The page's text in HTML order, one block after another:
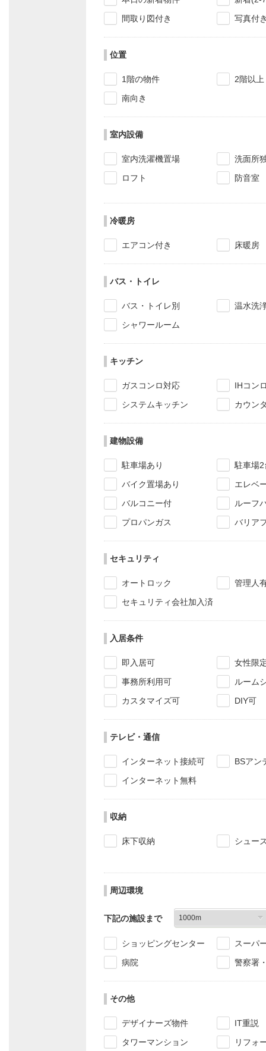
間取り図付き
写真付
位置
1階の物件
2階以上
南向き
室内設備
室内洗濯機置場
洗面所
ロフト
防音室
冷暖房
エアコン付き 床暖房
バス・トイレ
バス・トイレ別
温水洗
シャワールーム
キッチン
ガスコンロ対応
IHコン
システムキッチン
カウン
建物設備
駐車場あり
駐車場
バイク置場あり
エレベ
バルコニー付
ルーフ
プロパンガス
バリア
セキュリティ
オートロック
管理人
セキュリティ会社加入済
入居条件
即入居可
女性限
事務所利用可
ルーム
カスタマイズ可
DIY可
テレビ・通信
インターネット接続可
BSアン
インターネット無料
収納
床下収納 シュー
周辺環境
下記の施設まで
ショッピングセンター
スーパ
病院
警察署
その他
デザイナーズ物件
IT重説
タワーマンション
リフォ